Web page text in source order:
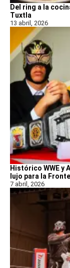
Del ring a la
Tuxtla
13 abril, 2026
Histórico WWE y
lujo para la
7 abril, 2026